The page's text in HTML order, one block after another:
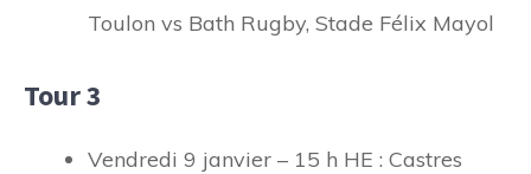
Toulon vs Bath Rugby, Stade Félix Mayol
Tour 3
Vendredi 9 janvier – 15 h HE : Castres